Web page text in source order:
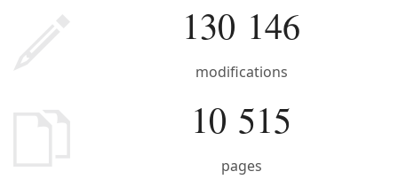
130 146
modifications
10 515
pages